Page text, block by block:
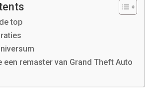
top
een remaster van Grand Theft Auto